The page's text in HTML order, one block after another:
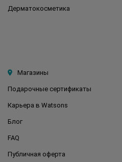
Дерматокосметика
Магазины
Подарочные сертификаты
Карьера в Watsons
Блог
FAQ
Публичная оферта